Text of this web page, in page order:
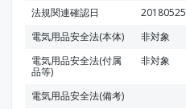
法規関連確認日
20180525
電気用品安全法(本体)
非対象
電気用品安全法(付属
品等)
非対象
電気用品安全法(備考)